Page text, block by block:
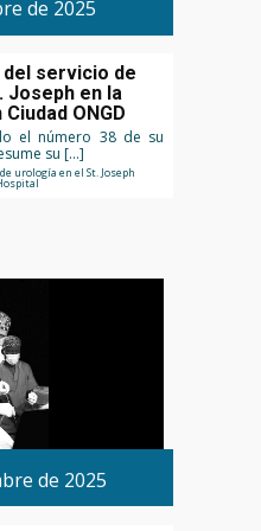
de 2025
servicio de
Joseph en la
ONGD
el número 38 de su
su […]
urología en el St. Joseph
de 2025